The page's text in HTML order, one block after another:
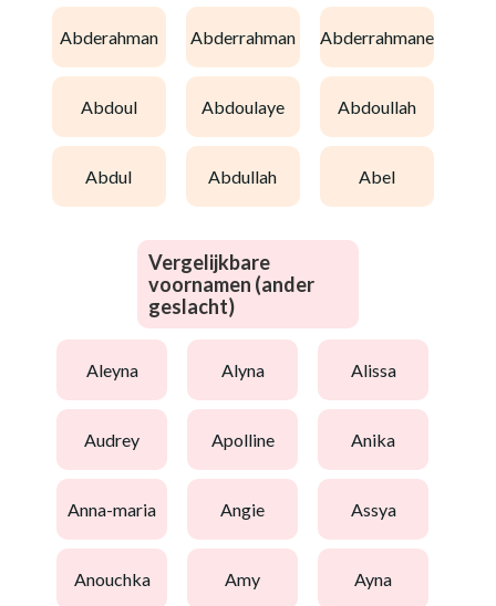
abderahman abderrahman abderrahmane
abdoul abdoulaye abdoullah
abdul abdullah abel
Vergelijkbare
voornamen (ander
geslacht)
aleyna alyna alissa
audrey apolline anika
anna-maria angie assya
anouchka amy ayna